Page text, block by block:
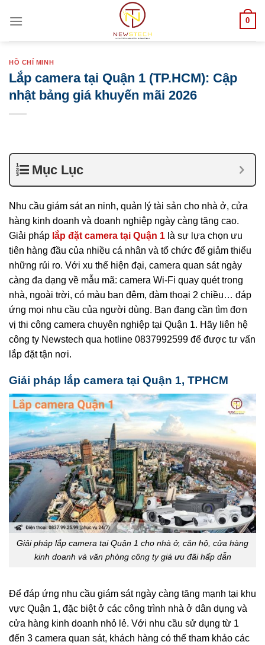
0
HỒ CHÍ MINH
Lắp camera tại Quận 1 (TP.HCM): Cập
nhật bảng giá khuyến mãi 2026
Mục Lục
Nhu cầu giám sát an ninh, quản lý tài sản cho nhà ở, cửa
hàng kinh doanh và doanh nghiệp ngày càng tăng cao.
Giải pháp lắp đặt camera tại Quận 1 là sự lựa chọn ưu
tiên hàng đầu của nhiều cá nhân và tổ chức để giảm thiểu
những rủi ro. Với xu thế hiện đại, camera quan sát ngày
càng đa dạng về mẫu mã: camera Wi‑Fi quay quét trong
nhà, ngoài trời, có màu ban đêm, đàm thoại 2 chiều… đáp
ứng mọi nhu cầu của người dùng. Bạn đang cần tìm đơn
vị thi công camera chuyên nghiệp tại Quận 1. Hãy liên hệ
công ty Newstech qua hotline 0837992599 để được tư vấn
lắp đặt tận nơi.
Giải pháp lắp camera tại Quận 1, TPHCM
Giải pháp lắp camera tại Quận 1 cho nhà ở, căn hộ, cửa hàng
kinh doanh và văn phòng công ty giá ưu đãi hấp dẫn
Để đáp ứng nhu cầu giám sát ngày càng tăng mạnh tại khu
vực Quận 1, đặc biệt ở các công trình nhà ở dân dụng và
cửa hàng kinh doanh nhỏ lẻ. Với nhu cầu sử dụng từ 1
đến 3 camera quan sát, khách hàng có thể tham khảo các